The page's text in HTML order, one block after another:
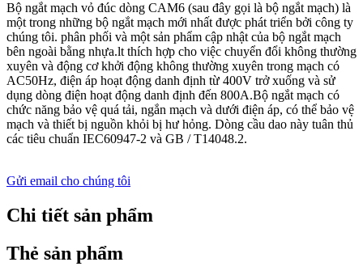
Bộ ngắt mạch vỏ đúc dòng CAM6 (sau đây gọi là bộ ngắt mạch) là
một trong những bộ ngắt mạch mới nhất được phát triển bởi công ty
chúng tôi. phân phối và một sản phẩm cập nhật của bộ ngắt mạch
bên ngoài bằng nhựa.lt thích hợp cho việc chuyển đổi không thường
xuyên và động cơ khởi động không thường xuyên trong mạch có
AC50Hz, điện áp hoạt động danh định từ 400V trở xuống và sử
dụng dòng điện hoạt động danh định đến 800A.Bộ ngắt mạch có
chức năng bảo vệ quá tải, ngắn mạch và dưới điện áp, có thể bảo vệ
mạch và thiết bị nguồn khỏi bị hư hỏng. Dòng cầu dao này tuân thủ
các tiêu chuẩn IEC60947-2 và GB / T14048.2.
Gửi email cho chúng tôi
Chi tiết sản phẩm
Thẻ sản phẩm